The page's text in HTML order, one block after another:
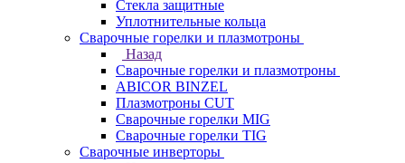
Стекла защитные
Уплотнительные кольца
Сварочные горелки и плазмотроны
Назад
Сварочные горелки и плазмотроны
ABICOR BINZEL
Плазмотроны CUT
Сварочные горелки MIG
Сварочные горелки TIG
Сварочные инверторы